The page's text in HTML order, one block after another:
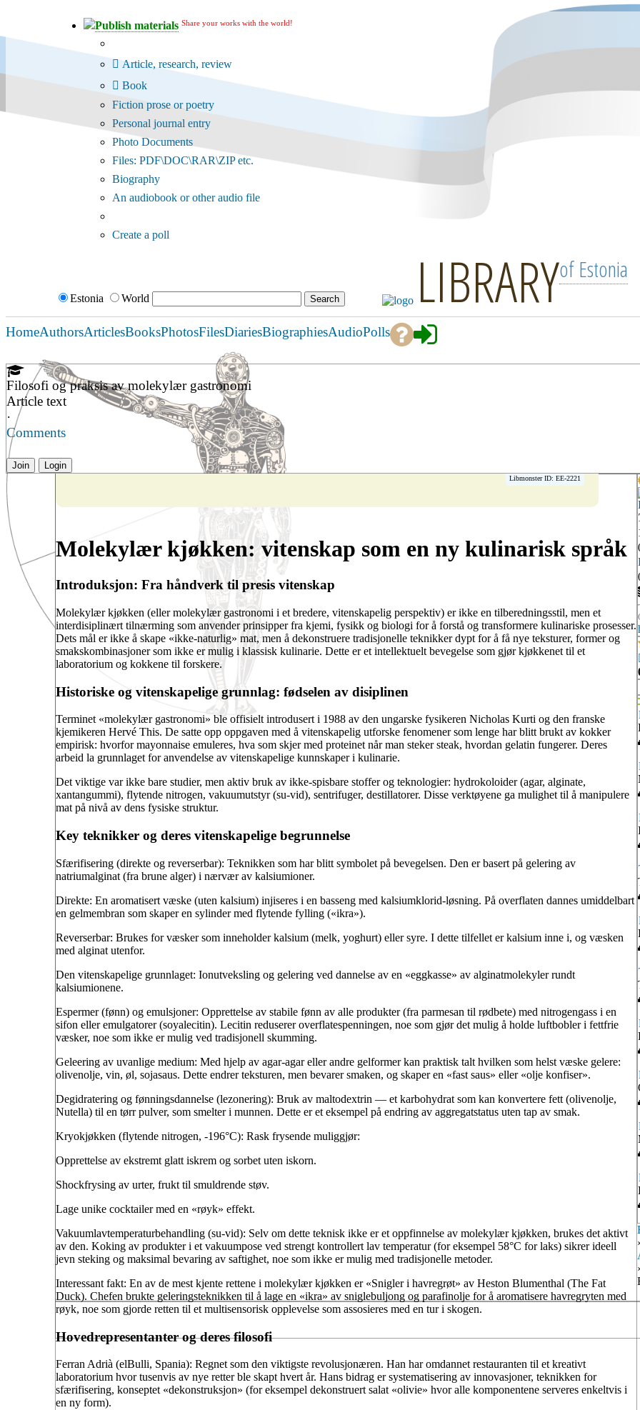
Publish materials Share your works with the world!
Article, research, review
Book
Fiction prose or poetry
Personal journal entry
Photo Documents
Files: PDF\DOC\RAR\ZIP etc.
Biography
An audiobook or other audio file
Create a poll
Estonia World LIBRARYof Estonia
HomeAuthorsArticlesBooksPhotosFilesDiariesBiographiesAudioPolls
Filosofi og praksis av molekylær gastronomi
Article text
·
Comments
Join Login
Libmonster ID: EE-2221
Molekylær kjøkken: vitenskap som en ny kulinarisk språk
Introduksjon: Fra håndverk til presis vitenskap
Molekylær kjøkken (eller molekylær gastronomi i et bredere, vitenskapelig perspektiv) er ikke en tilberedningsstil, men et
interdisiplinært tilnærming som anvender prinsipper fra kjemi, fysikk og biologi for å forstå og transformere kulinariske prosesser.
Dets mål er ikke å skape «ikke-naturlig» mat, men å dekonstruere tradisjonelle teknikker dypt for å få nye teksturer, former og
smakskombinasjoner som ikke er mulig i klassisk kulinarie. Dette er et intellektuelt bevegelse som gjør kjøkkenet til et
laboratorium og kokkene til forskere.
Historiske og vitenskapelige grunnlag: fødselen av disiplinen
Terminet «molekylær gastronomi» ble offisielt introdusert i 1988 av den ungarske fysikeren Nicholas Kurti og den franske
kjemikeren Hervé This. De satte opp oppgaven med å vitenskapelig utforske fenomener som lenge har blitt brukt av kokker
empirisk: hvorfor mayonnaise emuleres, hva som skjer med proteinet når man steker steak, hvordan gelatin fungerer. Deres
arbeid la grunnlaget for anvendelse av vitenskapelige kunnskaper i kulinarie.
Det viktige var ikke bare studier, men aktiv bruk av ikke-spisbare stoffer og teknologier: hydrokoloider (agar, alginate,
xantangummi), flytende nitrogen, vakuumutstyr (su-vid), sentrifuger, destillatorer. Disse verktøyene ga mulighet til å manipulere
mat på nivå av dens fysiske struktur.
Key teknikker og deres vitenskapelige begrunnelse
Sfærifisering (direkte og reverserbar): Teknikken som har blitt symbolet på bevegelsen. Den er basert på gelering av
natriumalginat (fra brune alger) i nærvær av kalsiumioner.
Direkte: En aromatisert væske (uten kalsium) injiseres i en basseng med kalsiumklorid-løsning. På overflaten dannes umiddelbart
en gelmembran som skaper en sylinder med flytende fylling («ikra»).
Reverserbar: Brukes for væsker som inneholder kalsium (melk, yoghurt) eller syre. I dette tilfellet er kalsium inne i, og væsken
med alginat utenfor.
Den vitenskapelige grunnlaget: Ionutveksling og gelering ved dannelse av en «eggkasse» av alginatmolekyler rundt
kalsiumionene.
Espermer (fønn) og emulsjoner: Opprettelse av stabile fønn av alle produkter (fra parmesan til rødbete) med nitrogengass i en
sifon eller emulgatorer (soyalecitin). Lecitin reduserer overflatespenningen, noe som gjør det mulig å holde luftbobler i fettfrie
væsker, noe som ikke er mulig ved tradisjonell skumming.
Geleering av uvanlige medium: Med hjelp av agar-agar eller andre gelformer kan praktisk talt hvilken som helst væske gelere:
olivenolje, vin, øl, sojasaus. Dette endrer teksturen, men bevarer smaken, og skaper en «fast saus» eller «olje konfiser».
Degidratering og fønningsdannelse (lezonering): Bruk av maltodextrin — et karbohydrat som kan konvertere fett (olivenolje,
Nutella) til en tørr pulver, som smelter i munnen. Dette er et eksempel på endring av aggregatstatus uten tap av smak.
Kryokjøkken (flytende nitrogen, -196°C): Rask frysende muliggjør:
Opprettelse av ekstremt glatt iskrem og sorbet uten iskorn.
Shockfrysing av urter, frukt til smuldrende støv.
Lage unike cocktailer med en «røyk» effekt.
Vakuumlavtemperaturbehandling (su-vid): Selv om dette teknisk ikke er et oppfinnelse av molekylær kjøkken, brukes det aktivt
av den. Koking av produkter i et vakuumpose ved strengt kontrollert lav temperatur (for eksempel 58°C for laks) sikrer ideell
jevn steking og maksimal bevaring av saftighet, noe som ikke er mulig med tradisjonelle metoder.
Interessant fakt: En av de mest kjente rettene i molekylær kjøkken er «Snigler i havregrøt» av Heston Blumenthal (The Fat
Duck). Chefen brukte geleringsteknikken til å lage en «ikra» av sniglebuljong og parafinolje for å aromatisere havregryten med
røyk, noe som gjorde retten til et multisensorisk opplevelse som assosieres med en tur i skogen.
Hovedrepresentanter og deres filosofi
Ferran Adrià (elBulli, Spania): Regnet som den viktigste revolusjonæren. Han har omdannet restauranten til et kreativt
laboratorium hvor tusenvis av nye retter ble skapt hvert år. Hans bidrag er systematisering av innovasjoner, teknikken for
sfærifisering, konseptet «dekonstruksjon» (for eksempel dekonstruert salat «olivie» hvor alle komponentene serveres enkeltvis i
en ny form).
›
›